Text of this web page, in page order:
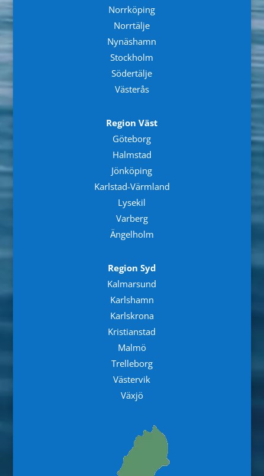
Norrköping
Norrtälje
Nynäshamn
Stockholm
Södertälje
Västerås
Region Väst
Göteborg
Halmstad
Jönköping
Karlstad-Värmland
Lysekil
Varberg
Ängelholm
Region Syd
Kalmarsund
Karlshamn
Karlskrona
Kristianstad
Malmö
Trelleborg
Västervik
Växjö